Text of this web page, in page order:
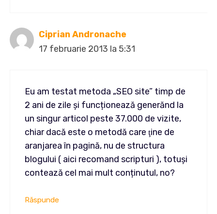
Ciprian Andronache
17 februarie 2013 la 5:31
Eu am testat metoda „SEO site” timp de
2 ani de zile și funcționează generănd la
un singur articol peste 37.000 de vizite,
chiar dacă este o metodă care ţine de
aranjarea în pagină, nu de structura
blogului ( aici recomand scripturi ), totuşi
contează cel mai mult conținutul, no?
Răspunde